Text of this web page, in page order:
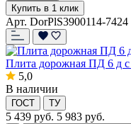
Купить в 1 клик
Арт. DorPlS3900114-7424
Плита дорожная ПД 6 д
5,0
В наличии
ГОСТ ТУ
5 439 руб. 5 983 руб.